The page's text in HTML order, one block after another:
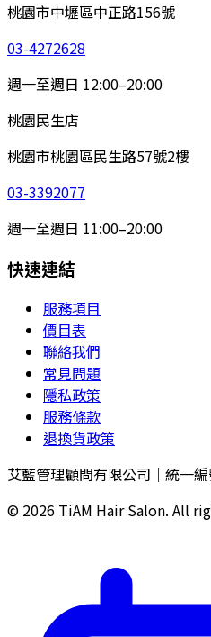
桃園市中壢區中正路156號
03-4272628
週一至週日 12:00–20:00
桃園民生店
桃園市桃園區民生路57號2樓
03-3392077
週一至週日 11:00–20:00
快速連結
服務項目
價目表
聯絡我們
常見問題
隱私政策
服務條款
退換貨政策
艾藍管理顧問有限公司｜統一
© 2026 TiAM Hair Salon. All